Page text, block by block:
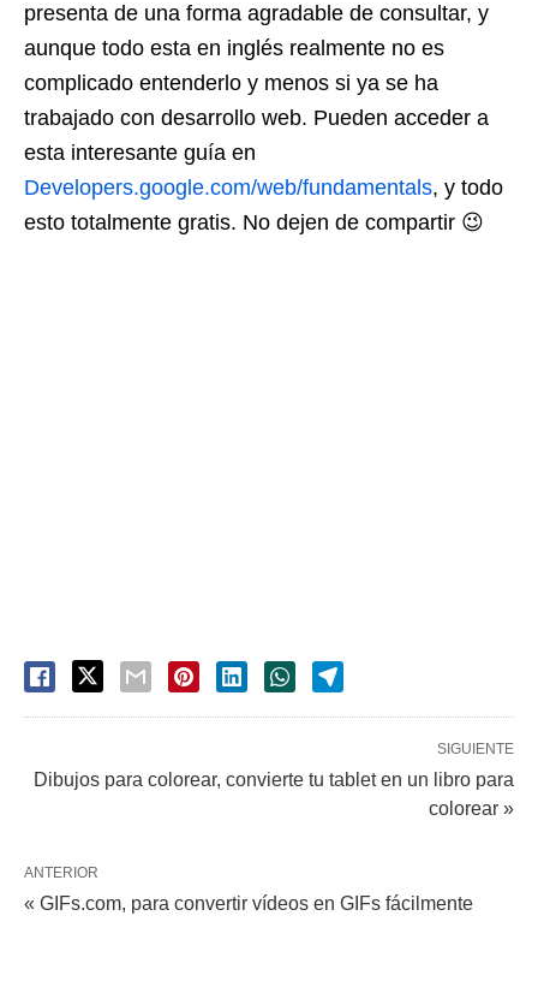
presenta de una forma agradable de consultar, y
aunque todo esta en inglés realmente no es
complicado entenderlo y menos si ya se ha
trabajado con desarrollo web. Pueden acceder a
esta interesante guía en
Developers.google.com/web/fundamentals, y todo
esto totalmente gratis. No dejen de compartir 😉
SIGUIENTE
Dibujos para colorear, convierte tu tablet en un libro para
colorear »
ANTERIOR
« GIFs.com, para convertir vídeos en GIFs fácilmente